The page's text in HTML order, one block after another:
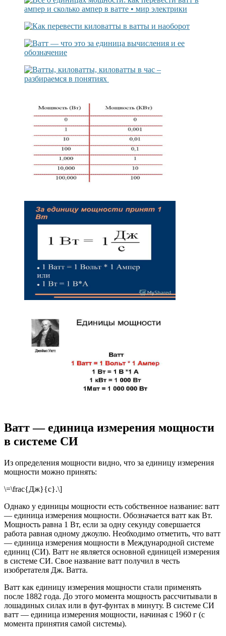
Ватт — единица измерения мощности
в системе СИ
Из определения мощности видно, что за единицу измерения
мощности можно принять:
\=\frac{Дж}{с}.\]
Однако у единицы мощности есть собственное название: ватт
— единица измерения мощности. Обозначается ватт как Вт.
Мощность равна 1 Вт, если за одну секунду совершается
работа равная одному джоулю. Необходимо отметить, что ватт
— единица измерения мощности в Международной системе
единиц (СИ). Ватт не является основной единицей измерения
в системе СИ. Свое название ватт получил в честь
изобретателя Дж. Ватта.
Ватт как единицу измерения мощности стали применять
после 1882 года. До этого момента мощность рассчитывали в
лошадиных силах или в фут-фунтах в минуту. В системе СИ
ватт — единица измерения мощности, начиная с 1960 г (с
момента принятия самой системы).